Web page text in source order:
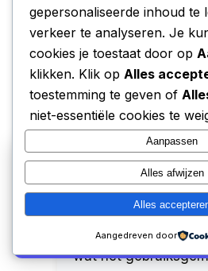
De Nuvance drone
en GPS biedt een
indrukwekkende
resolutie, zowel aan
onderzijde,
aantrekkelijke optie
beginners die hun
stappen in de
willen zetten. De
eenvoudig te
meegeleverde
wat het
We gebruiken cookies voor
affiliate partners (Bol.com,
laten meten. Lees onsprivacy
Alleen
gepersonaliseerde inhoud te
verkeer te analyseren. Je
cookies je toestaat door op
klikken. Klik op Alles
toestemming te geven of
niet-essentiële cookies te
Aanpassen
Alles afwijzen
Alles
Aangedreven door